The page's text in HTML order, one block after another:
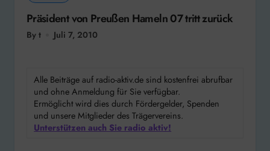
Präsident von Preußen Hameln 07 tritt zurück
By t Juli 7, 2010
Alle Beiträge auf radio-aktiv.de sind kostenfrei abrufbar
und ohne Anmeldung für Sie verfügbar.
Ermöglicht wird dies durch Fördergelder, Spenden
und unsere Mitglieder des Trägervereins.
Unterstützen auch Sie radio aktiv!